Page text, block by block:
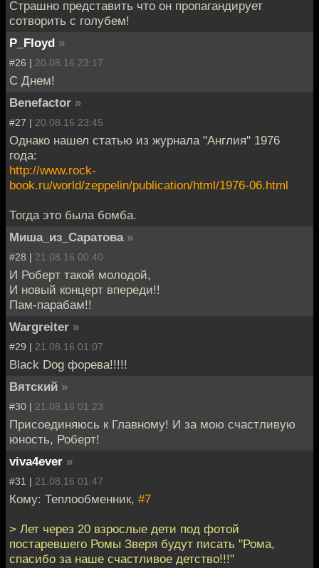
Страшно представить что он пропагандирует
сотворить с голубем!
P_Floyd »
#26 | 20.08.16 23:17
С Днем!
Benefactor »
#27 | 20.08.16 23:45
Однако нашел статью из журнала "Англия" 1976
года:
http://www.rock-
book.ru/world/zeppelin/publication/html/1976-06.html
Тогда это была бомба.
Миша_из_Саратова »
#28 | 21.08.16 00:40
И Роберт такой молодой,
И новый концерт впереди!!
Пам-парабам!!
Wargreiter »
#29 | 21.08.16 01:07
Black Dog форева!!!!!
Вятский »
#30 | 21.08.16 01:23
Присоединяюсь к Главному! И за мою счастливую
юность, Роберт!
viva4ever »
#31 | 21.08.16 01:47
Кому: Теплообменник, #7
> Лет через 20 взрослые дети под фотой
постаревшего Ромы Зверя будут писать "Рома,
спасибо за наше счастливое детство!!!"